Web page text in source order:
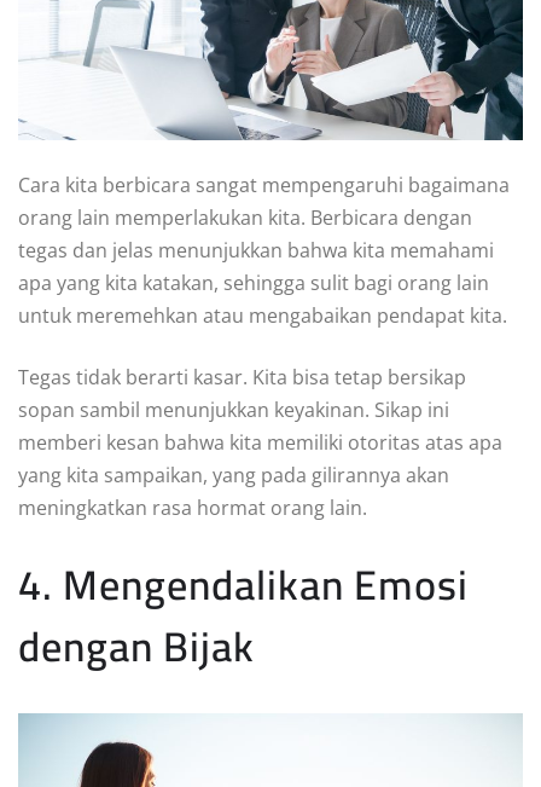
Cara kita berbicara sangat mempengaruhi bagaimana
orang lain memperlakukan kita. Berbicara dengan
tegas dan jelas menunjukkan bahwa kita memahami
apa yang kita katakan, sehingga sulit bagi orang lain
untuk meremehkan atau mengabaikan pendapat kita.
Tegas tidak berarti kasar. Kita bisa tetap bersikap
sopan sambil menunjukkan keyakinan. Sikap ini
memberi kesan bahwa kita memiliki otoritas atas apa
yang kita sampaikan, yang pada gilirannya akan
meningkatkan rasa hormat orang lain.
4. Mengendalikan Emosi
dengan Bijak